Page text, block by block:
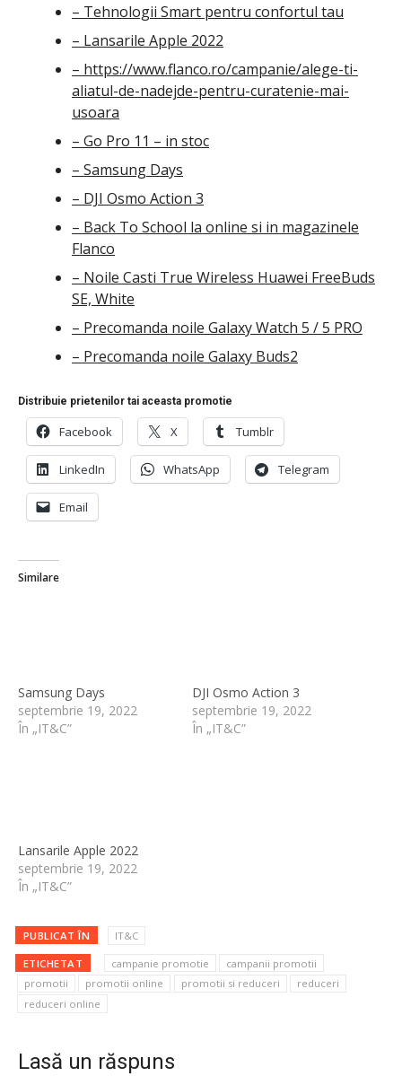
– Tehnologii Smart pentru confortul tau
– Lansarile Apple 2022
– https://www.flanco.ro/campanie/alege-ti-
aliatul-de-nadejde-pentru-curatenie-mai-
usoara
– Go Pro 11 – in stoc
– Samsung Days
– DJI Osmo Action 3
– Back To School la online si in magazinele
Flanco
– Noile Casti True Wireless Huawei FreeBuds
SE, White
– Precomanda noile Galaxy Watch 5 / 5 PRO
– Precomanda noile Galaxy Buds2
Distribuie prietenilor tai aceasta promotie
Facebook X Tumblr
LinkedIn WhatsApp Telegram
Email
Similare
Samsung Days
septembrie 19, 2022
În „IT&C”
DJI Osmo Action 3
septembrie 19, 2022
În „IT&C”
Lansarile Apple 2022
septembrie 19, 2022
În „IT&C”
PUBLICAT ÎN IT&C
ETICHETAT campanie promotie
campanii promotii
promotii
promotii online promotii si reduceri
reduceri
reduceri online
Lasă un răspuns